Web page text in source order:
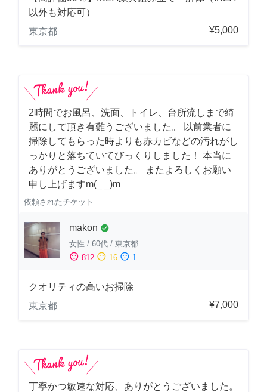
以外も対応可）
東京都
¥5,000
2時間でお風呂、洗面、トイレ、台所流しまで綺
麗にして頂き有難うございました。 以前業者に
掃除してもらった時よりも赤カビなどの汚れがし
っかりと落ちていてびっくりしました！ 本当に
ありがとうございました。 またよろしくお願い
申し上げますm(_ _)m
依頼されたチケット
makon check_circle
女性 / 60代 / 東京都
sentiment_satisfied 812 sentiment_neutral 16 sentiment_dissatisfied 1
クオリティの高いお掃除
東京都
¥7,000
丁寧かつ敏速な対応、ありがとうございました。